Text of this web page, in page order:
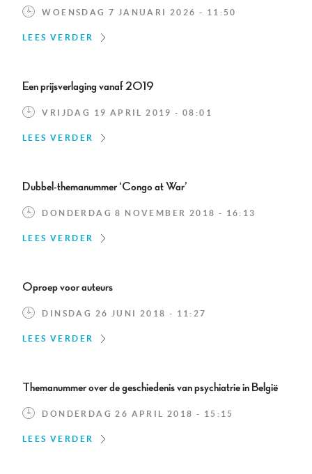
WOENSDAG 7 JANUARI 2026 - 11:50
LEES VERDER
Een prijsverlaging vanaf 2019
VRIJDAG 19 APRIL 2019 - 08:01
LEES VERDER
Dubbel-themanummer ‘Congo at War’
DONDERDAG 8 NOVEMBER 2018 - 16:13
LEES VERDER
Oproep voor auteurs
DINSDAG 26 JUNI 2018 - 11:27
LEES VERDER
Themanummer over de geschiedenis van psychiatrie in België
DONDERDAG 26 APRIL 2018 - 15:15
LEES VERDER